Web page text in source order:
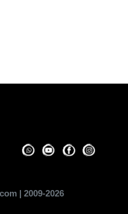
| 2009-2026